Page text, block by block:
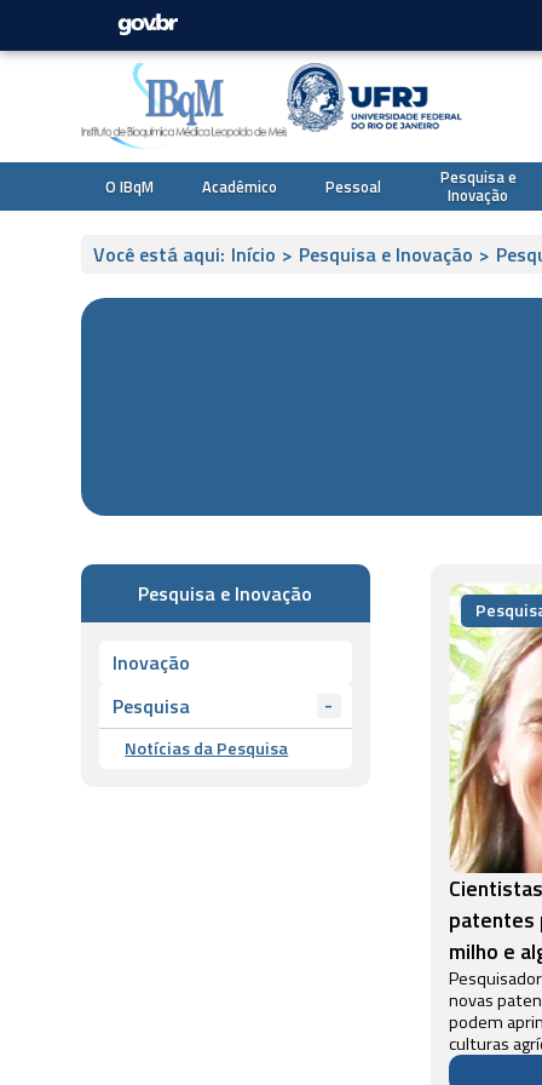
O IBqM Acadêmico Pessoal Pesquisa e
Inovação
Você está aqui: Início > Pesquisa e Inovação >
Pesquisa e Inovação
Inovação
Pesquisa
-
Notícias da Pesquisa
patentes
milho e
novas
podem
culturas
soja, milho e